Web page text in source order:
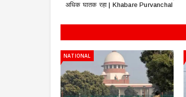
अधिक घातक रहा | Khabare Purvanchal
NATIONAL